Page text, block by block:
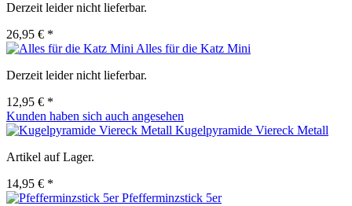
Derzeit leider nicht lieferbar.
26,95 € *
Alles für die Katz Mini
Derzeit leider nicht lieferbar.
12,95 € *
Kunden haben sich auch angesehen
Kugelpyramide Viereck Metall
Artikel auf Lager.
14,95 € *
Pfefferminzstick 5er